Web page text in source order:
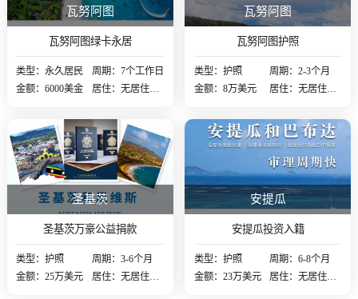
瓦努阿图
瓦努阿图绿卡永居
类型：永久居民
周期：7个工作日
金额：6000美金
居住：无居住要
瓦努阿图
瓦努阿图护照
类型：护照
周期：2-3个月
金额：8万美元
居住：无居住要
圣基茨
圣基茨万豪公益捐款
类型：护照
周期：3-6个月
金额：25万美元
居住：无居住要
安提瓜
安提瓜投资入籍
类型：护照
周期：6-8个月
金额：23万美元
居住：无居住要